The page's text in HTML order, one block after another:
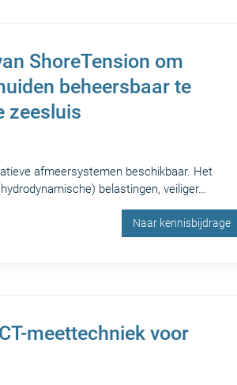
ShoreTension om
beheersbaar te
zeesluis
afmeersystemen beschikbaar. Het
belastingen, veiliger…
Naar kennisbijdrage
meettechniek voor